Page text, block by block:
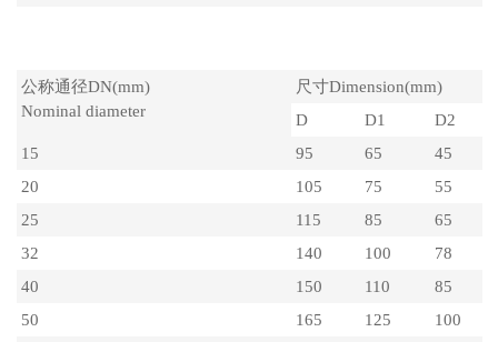
公称通径DN(mm)
Nominal diameter
尺寸Dimension(mm)
D
D1
D2
15
95 65
45
20
105 75
55
25
115 85
65
32
140 100
78
40
150 110
85
50
165 125
100